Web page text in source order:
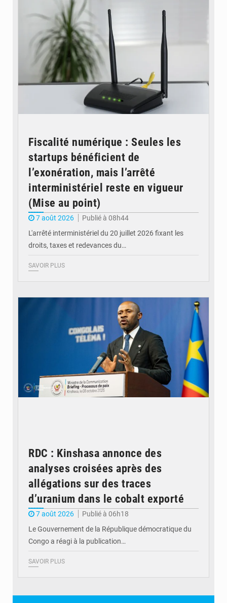
Fiscalité numérique : Seules les
startups bénéficient de
l’exonération, mais l’arrêté
interministériel reste en vigueur
(Mise au point)
7 août 2026
Publié à 08h44
L'arrêté interministériel du 20 juillet 2026 fixant les
droits, taxes et redevances du…
SAVOIR PLUS
RDC : Kinshasa annonce des
analyses croisées après des
allégations sur des traces
d’uranium dans le cobalt exporté
7 août 2026
Publié à 06h18
Le Gouvernement de la République démocratique du
Congo a réagi à la publication…
SAVOIR PLUS